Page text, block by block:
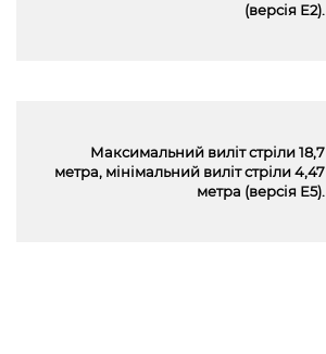
(версiя Е2).
Максимальний виліт стріли 18,7
метра, мінімальний виліт стріли 4,47
метра (версiя Е5).